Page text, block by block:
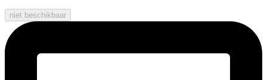
niet beschikbaar